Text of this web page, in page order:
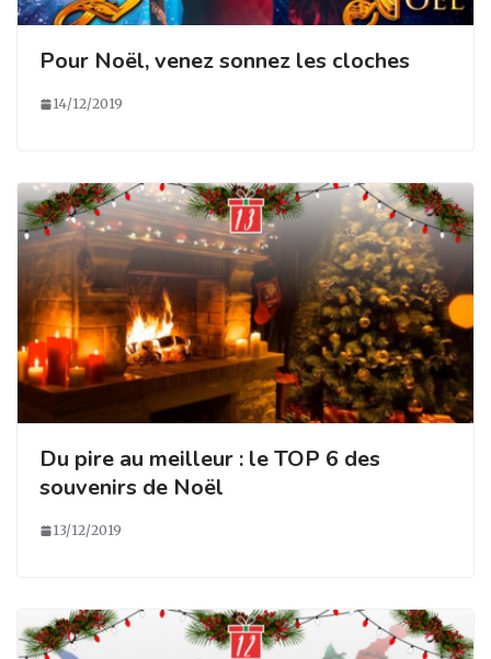
Pour Noël, venez sonnez les cloches
14/12/2019
Du pire au meilleur : le TOP 6 des
souvenirs de Noël
13/12/2019